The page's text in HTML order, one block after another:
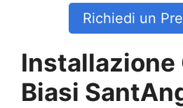
Richiedi un
Installazione
Biasi